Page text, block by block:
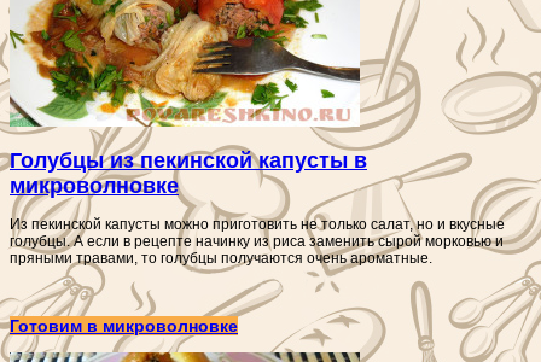
Голубцы из пекинской капусты в
микроволновке
Из пекинской капусты можно приготовить не только салат, но и вкусные
голубцы. А если в рецепте начинку из риса заменить сырой морковью и
пряными травами, то голубцы получаются очень ароматные.
Готовим в микроволновке